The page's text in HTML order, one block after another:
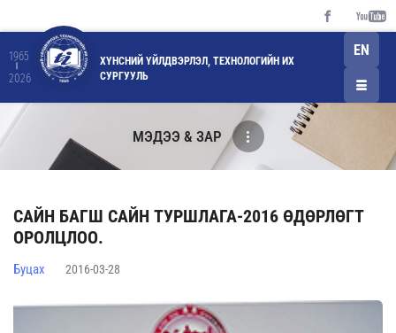
1965
2026
ХҮНСНИЙ ҮЙЛДВЭРЛЭЛ, ТЕХНОЛОГИЙН ИХ
СУРГУУЛЬ
EN
МЭДЭЭ & ЗАР
САЙН БАГШ САЙН ТУРШЛАГА-2016 ӨДӨРЛӨГТ
ОРОЛЦЛОО.
Буцах 2016-03-28